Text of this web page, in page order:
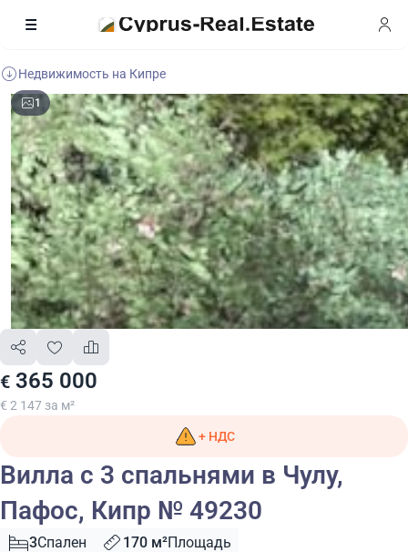
Недвижимость на Кипре
1
€ 365 000
€ 2 147 за м²
+ НДС
Вилла с 3 спальнями в Чулу,
Пафос, Кипр № 49230
3Спален 170 м²Площадь